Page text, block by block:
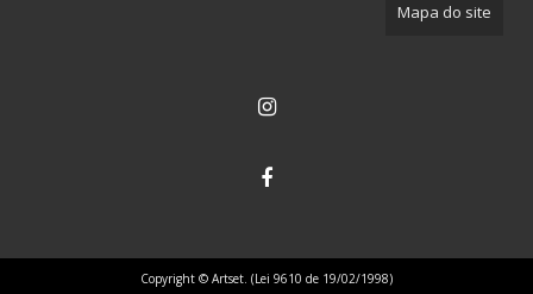
Mapa do site
Copyright © Artset. (Lei 9610 de 19/02/1998)